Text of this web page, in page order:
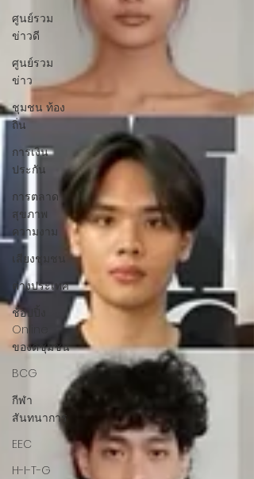
ศูนย์รวม
ข่าวดี
ศูนย์รวม
ข่าว
ชุมชน ท้อง
ถิ่น
การเงิน
ประกัน
การตลาด
สุขภาพ
ความงาม
เสียงชุมชน
ต่างประเทศ
ช้อปปิ้ง
Online
ของดีชุมชน
BCG
กีฬา
สันทนาการ
EEC
H-I-T-G